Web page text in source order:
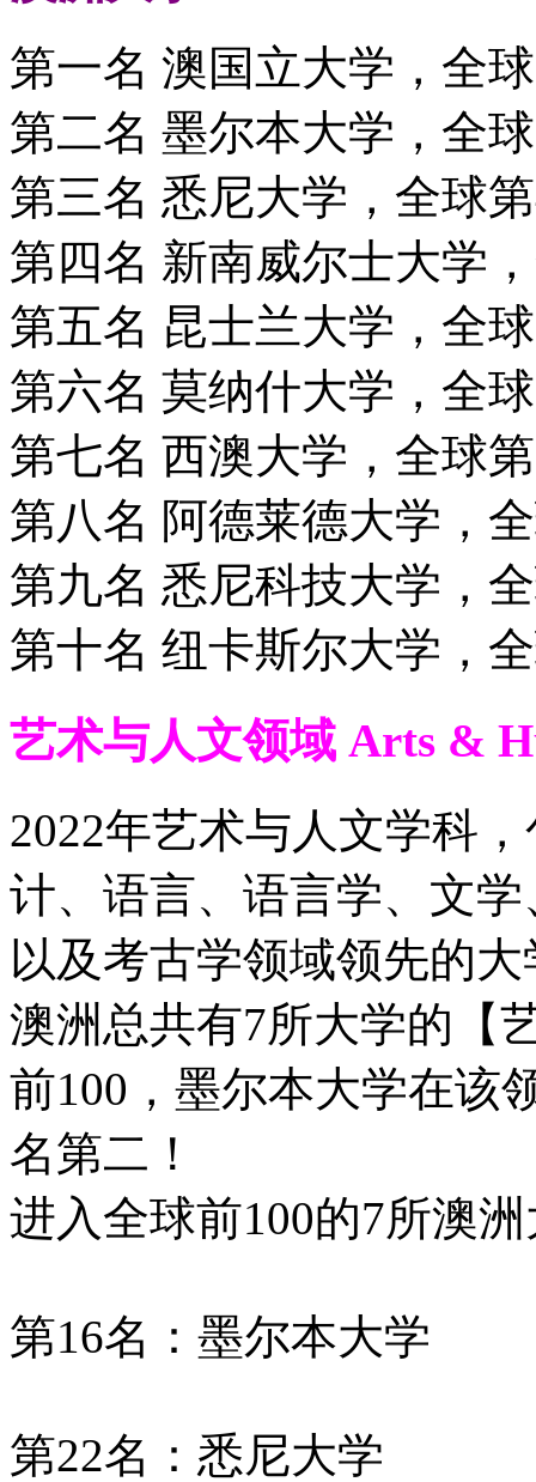
第一名 澳国立大学，全
第二名 墨尔本大学，全
第三名 悉尼大学，全球
第四名 新南威尔士大学
第五名 昆士兰大学，全
第六名 莫纳什大学，全
第七名 西澳大学，全球
第八名 阿德莱德大学，
第九名 悉尼科技大学，
第十名 纽卡斯尔大学，
艺术与人文领域 Arts &
2022年艺术与人文学科
计、语言、语言学、文
以及考古学领域领先的大
澳洲总共有7所大学的【
前100，墨尔本大学在该
名第二！
进入全球前100的7所澳
第16名：墨尔本大学
第22名：悉尼大学